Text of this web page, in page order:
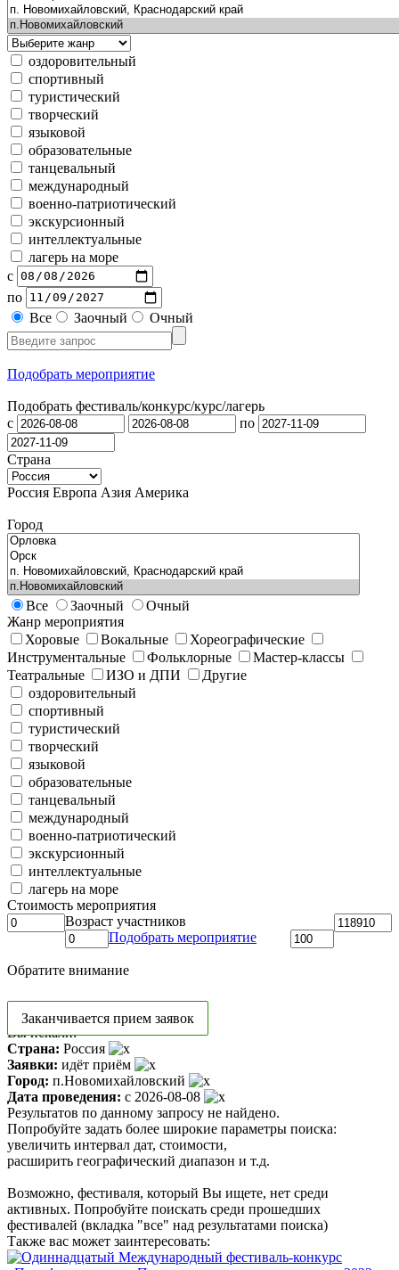
оздоровительный
спортивный
туристический
творческий
языковой
образовательные
танцевальный
международный
военно-патриотический
экскурсионный
интеллектуальные
лагерь на море
с
по
Все
Заочный Очный
Подобрать мероприятие
Подобрать фестиваль/конкурс/курс/лагерь
с
по
Страна
Россия Европа Азия Америка
Город
Все Заочный
Очный
Жанр мероприятия
Хоровые
Вокальные
Хореографические
Инструментальные
Фольклорные
Мастер-классы
Театральные
ИЗО и ДПИ
Другие
оздоровительный
спортивный
туристический
творческий
языковой
образовательные
танцевальный
международный
военно-патриотический
экскурсионный
интеллектуальные
лагерь на море
Стоимость мероприятия
Возраст участников
Подобрать мероприятие
Обратите внимание
Заканчивается прием заявок
Вы искали:
Страна: Россия
Заявки: идёт приём
Город: п.Новомихайловский
Дата проведения: с 2026-08-08
Результатов по данному запросу не найдено.
Попробуйте задать более широкие параметры поиска:
увеличить интервал дат, стоимости,
расширить географический диапазон и т.д.
Возможно, фестиваля, который Вы ищете, нет среди
активных. Попробуйте поискать среди прошедших
фестивалей (вкладка "все" над результатами поиска)
Также вас может заинтересовать: